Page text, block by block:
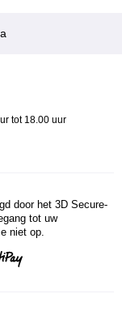
tot 18.00 uur
door het 3D Secure-
tot uw
niet op.